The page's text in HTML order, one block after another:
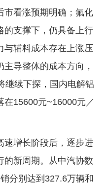
市看涨预期明确；氟化
的支撑下，仍具备上行
与辅料成本存在上涨压
导整体的成本方向，
继续下探，国内电解铝
在15600元~16000元／
速增长阶段后，逐步进
的新周期。从中汽协数
分别达到327.6万辆和